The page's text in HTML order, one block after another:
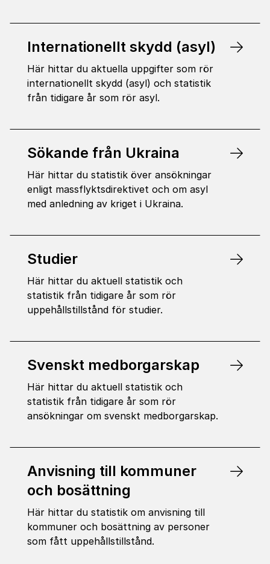
Internationellt skydd (asyl)
Här hittar du aktuella uppgifter som rör
internationellt skydd (asyl) och statistik
från tidigare år som rör asyl.
Sökande från Ukraina
Här hittar du statistik över ansökningar
enligt massflyktsdirektivet och om asyl
med anledning av kriget i Ukraina.
Studier
Här hittar du aktuell statistik och
statistik från tidigare år som rör
uppehållstillstånd för studier.
Svenskt medborgarskap
Här hittar du aktuell statistik och
statistik från tidigare år som rör
ansökningar om svenskt medborgarskap.
Anvisning till kommuner
och bosättning
Här hittar du statistik om anvisning till
kommuner och bosättning av personer
som fått uppehållstillstånd.